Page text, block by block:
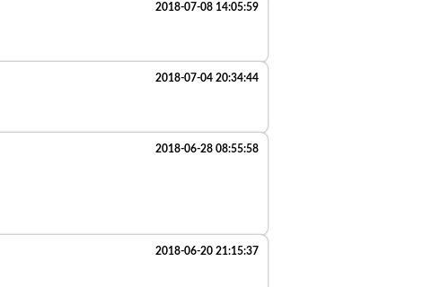
2018-07-08 14:05:59
2018-07-04 20:34:44
2018-06-28 08:55:58
2018-06-20 21:15:37